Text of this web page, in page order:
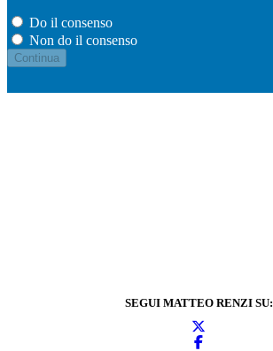
Do il consenso
Non do il consenso
SEGUI MATTEO RENZI SU: